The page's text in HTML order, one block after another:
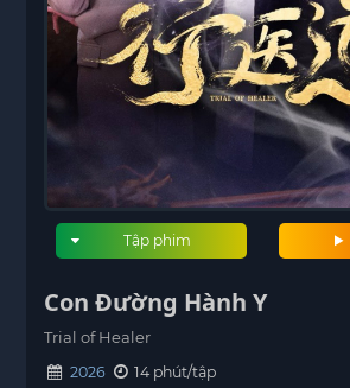
Tập phim
Con Đường Hành Y
Trial of Healer
2026
14 phút/tập